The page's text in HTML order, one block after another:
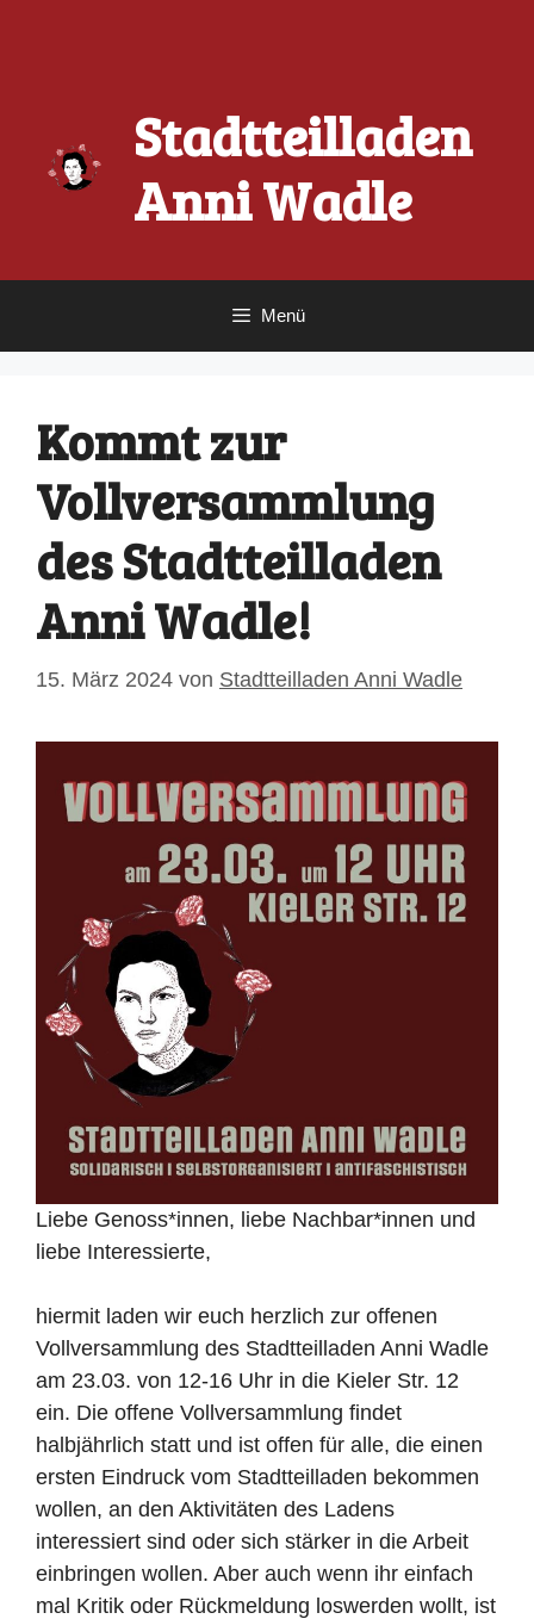
Stadtteilladen
Anni Wadle
Menü
Kommt zur
Vollversammlung
des Stadtteilladen
Anni Wadle!
15. März 2024 von Stadtteilladen Anni Wadle
Liebe Genoss*innen, liebe Nachbar*innen und
liebe Interessierte,
hiermit laden wir euch herzlich zur offenen
Vollversammlung des Stadtteilladen Anni Wadle
am 23.03. von 12-16 Uhr in die Kieler Str. 12
ein. Die offene Vollversammlung findet
halbjährlich statt und ist offen für alle, die einen
ersten Eindruck vom Stadtteilladen bekommen
wollen, an den Aktivitäten des Ladens
interessiert sind oder sich stärker in die Arbeit
einbringen wollen. Aber auch wenn ihr einfach
mal Kritik oder Rückmeldung loswerden wollt, ist